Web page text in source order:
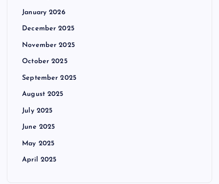
January 2026
December 2025
November 2025
October 2025
September 2025
August 2025
July 2025
June 2025
May 2025
April 2025